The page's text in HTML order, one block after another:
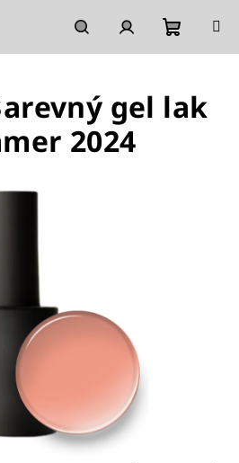
HledatPřihlášeníNákupní
košík
gel lak
2024